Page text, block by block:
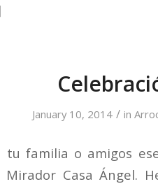
January 10, 2014 / in
tu familia o amigos
Casa Ángel.